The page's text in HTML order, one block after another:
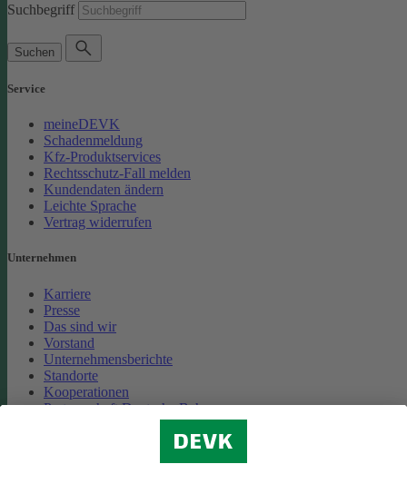
Suchbegriff
Suchen
Service
meineDEVK
Schadenmeldung
Kfz-Produktservices
Rechtsschutz-Fall melden
Kundendaten ändern
Leichte Sprache
Vertrag widerrufen
Unternehmen
Karriere
Presse
Das sind wir
Vorstand
Unternehmensberichte
Standorte
Kooperationen
Partnerschaft Deutsche Bahn